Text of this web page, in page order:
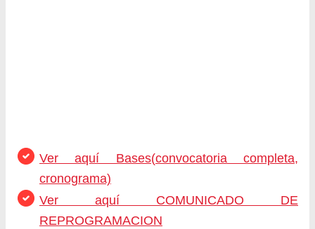
Ver aquí Bases(convocatoria completa,
cronograma)
Ver aquí COMUNICADO DE
REPROGRAMACION